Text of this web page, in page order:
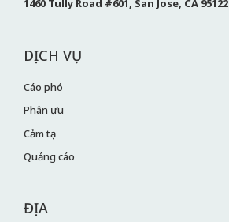
1460 Tully Road #601, San Jose, CA 95122
DỊCH VỤ
Cáo phó
Phân ưu
Cảm tạ
Quảng cáo
ĐỊA